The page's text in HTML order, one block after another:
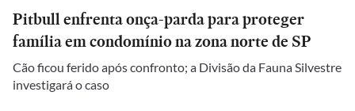
Pitbull enfrenta onça-parda para proteger
família em condomínio na zona norte de SP
Cão ficou ferido após confronto; a Divisão da Fauna Silvestre
investigará o caso